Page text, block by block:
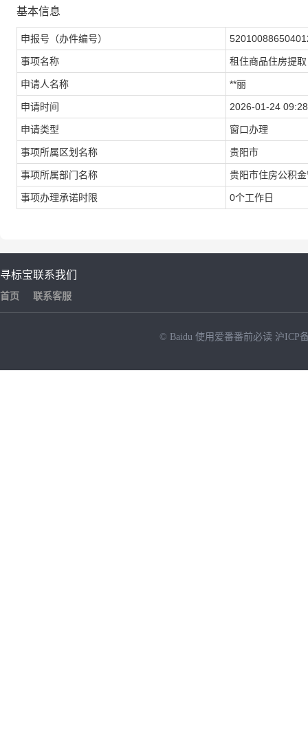
基本信息
申报号（办件编号）
事项名称 租住商品住房提取
申请人名称 **丽
申请时间 2026-01-24
申请类型 窗口办理
事项所属区划名称 贵阳市
事项所属部门名称 贵阳市住房公积
事项办理承诺时限 0个工作日
寻标宝
首页
联系我们
联系客服
© Baidu 使用爱番番前必读 沪ICP